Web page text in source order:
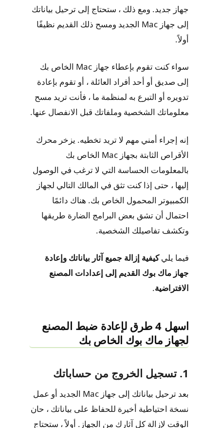
جهاز جديد. ومع ذلك ، ستحتاج إلى ترحيل بياناتك
إلى جهاز Mac الجديد ومسح ذلك القديم نظيفًا
أولاً.
سواء كنت تقوم بإعطاء جهاز Mac الخاص بك
إلى صديق أو أحد أفراد العائلة ، أو تقوم بإعادة
تدويره أو التبرع به لمنظمة ما ، فأنت تريد مسح
معلوماتك الشخصية وملفاتك قبل الانفصال عنها.
إنه إجراء أمني مهم لا تريد تخطيه. يزخر محرك
الأقراص الثابتة بجهاز Mac الخاص بك
بالمعلومات الحساسة التي لا ترغب في الوصول
إليها ، حتى إذا كنت تثق في المالك التالي لجهاز
الكمبيوتر المحمول الخاص بك. هناك دائمًا
احتمال أن تشق بعض البرامج الضارة طريقها
وتكشف تفاصيلك الشخصية.
فيما يليكيفية إزالة جميع آثار بياناتك وإعادة
جهاز ماك بوك القديم إلى إعدادات المصنع
الافتراضية.
اسهل 4 طرق لإعادة ضبط المصنع
لجهاز ماك بوك الخاص بك
1. تسجيل الخروج من حساباتك
بعد ترحيل بياناتك إلى جهاز Mac الجديد أو عمل
نسخة احتياطية أخيرة للحفاظ على بياناتك ، حان
الوقت لإزالة كل آثارك من الجهاز. أولاً ، ستحتاج